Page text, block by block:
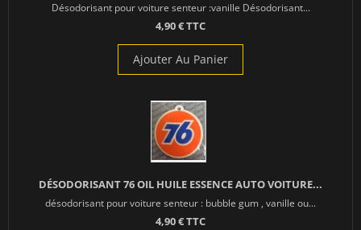
Désodorisant pour voiture senteur :vanille Désodorisant...
4,90 € TTC
Ajouter Au Panier
DÉSODORISANT 76 OIL HUILE ESSENCE AUTO VOITURE...
désodorisant pour voiture senteur : bubble gum , vanille ou...
4,90 € TTC